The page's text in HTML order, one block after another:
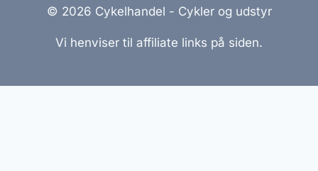
© 2026 Cykelhandel - Cykler og udstyr
Vi henviser til affiliate links på siden.